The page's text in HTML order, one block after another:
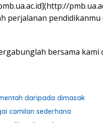
perjalanan
bersama kami
daripada dimasak
camilan sederhana